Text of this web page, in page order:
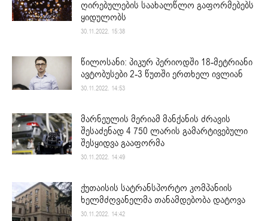
ღირებულების საახალწლო გაფორმებებს
ყიდულობს
30.11.2022. 15:38
წილოსანი: პიკურ პერიოდში 18-მეტრიანი
ავტობუსები 2-3 წუთში ერთხელ ივლიან
30.11.2022. 14:53
მარნეულის მერიამ მანქანის ძრავის
შესაძენად 4 750 ლარის გამარტივებული
შესყიდვა გააფორმა
30.11.2022. 14:49
ქუთაისის სატრანსპორტო კომპანიის
ხელმძღვანელმა თანამდებობა დატოვა
30.11.2022. 14:42